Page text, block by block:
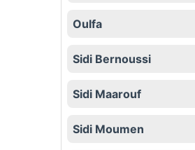
Oulfa
Sidi Bernoussi
Sidi Maarouf
Sidi Moumen